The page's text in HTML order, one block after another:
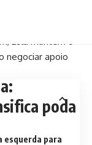
crise fiscal
negociar apoio
esquerda para
poda